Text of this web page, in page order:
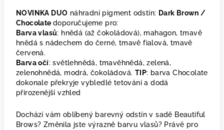
NOVINKA DUO náhradní pigment odstín: Dark Brown /
Chocolatedoporučujeme pro:
Barva vlasů: hnědá (až čokoládová), mahagon, tmavě
hnědá s nádechem do černé, tmavě fialová, tmavě
červená.
Barva očí: světlehnědá, tmavěhnědá, zelená,
zelenohnědá, modrá, čokoládová. TIP: barva Chocolate
dokonale překryje vybledlé tetování a dodá
přirozenější vzhled
Dochází vám oblíbený barevný odstín v sadě Beautiful
Brows? Změnila jste výrazně barvu vlasů? Právě pro